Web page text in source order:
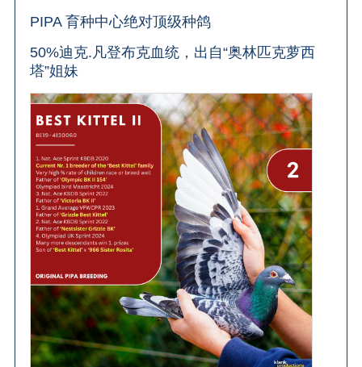
PIPA 育种中心绝对顶级种鸽
50%迪克.凡登布克血统，出自“奥林匹克萝西
塔”姐妹